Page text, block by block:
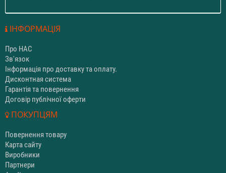
ІНФОРМАЦІЯ
Про НАС
Зв'язок
Інформація про доставку та оплату.
Дисконтная система
Гарантія та повернення
Договір публічної оферти
ПОКУПЦЯМ
Повернення товару
Карта сайту
Виробники
Партнери